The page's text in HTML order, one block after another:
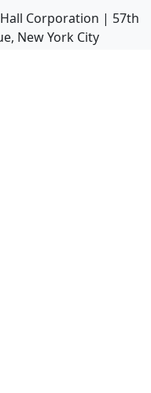
Corporation | 57th
New York City